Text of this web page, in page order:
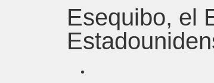
Esequibo, el